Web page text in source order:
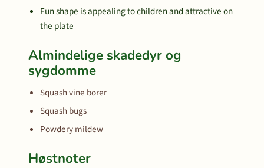
Fun shape is appealing to children and attractive on
the plate
Almindelige skadedyr og
sygdomme
Squash vine borer
Squash bugs
Powdery mildew
Høstnoter